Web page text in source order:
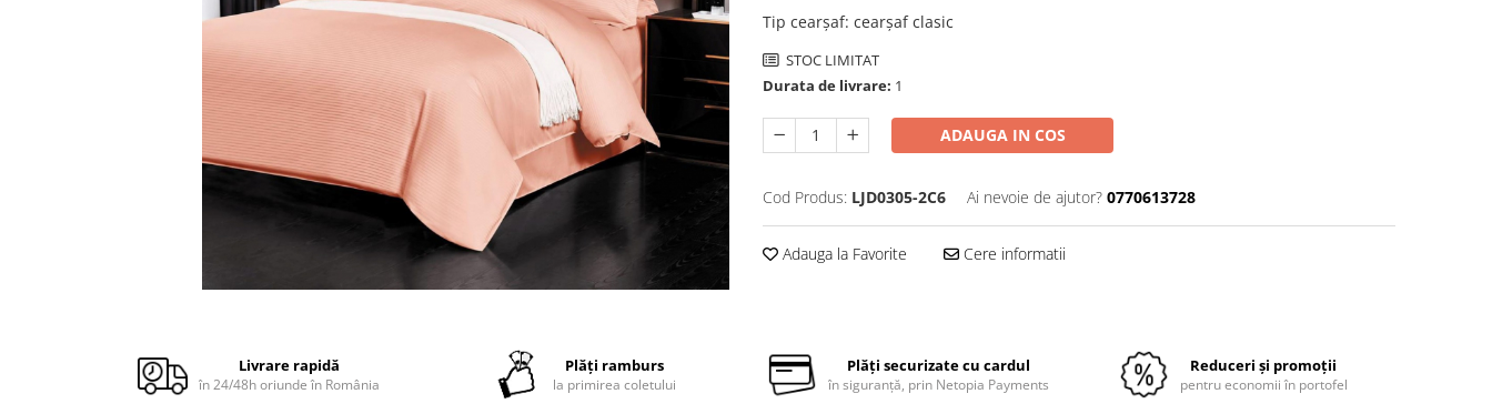
Huse de protectie pat finet
Tip cearșaf: cearșaf clasic
STOC LIMITAT
Durata de livrare: 1
ADAUGA IN COS
Cod Produs: LJD0305-2C6 Ai nevoie de ajutor? 0770613728
Adauga la Favorite Cere informatii
Livrare rapidă
în 24/48h oriunde în România
Plăți ramburs
la primirea coletului
Plăți securizate cu cardul
în siguranță, prin Netopia Payments
Reduceri și promoții
pentru economii în portofel